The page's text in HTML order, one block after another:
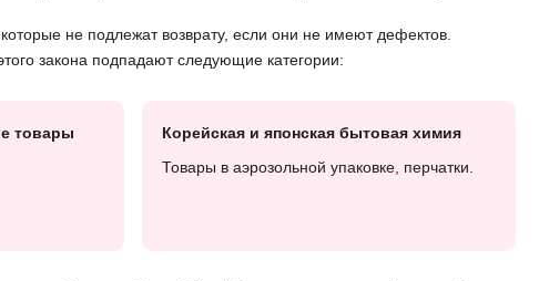
которые не подлежат возврату, если они не имеют дефектов.
закона подпадают следующие категории:
товары
Корейская и японская бытовая химия
Товары в аэрозольной упаковке, перчатки.